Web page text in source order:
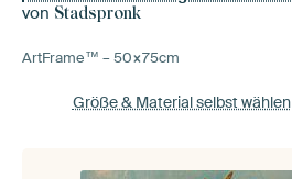
von Stadspronk
ArtFrame™ –50×75cm
Größe & Material selbst wählen